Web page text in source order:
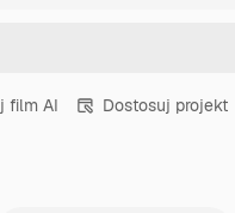
film AI Dostosuj projekt